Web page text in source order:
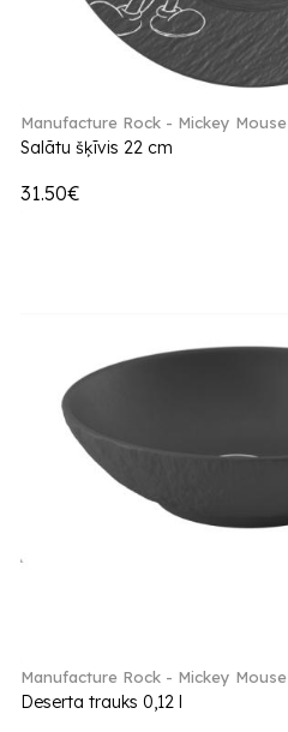
Manufacture Rock - Mickey Mouse
Salātu šķīvis 22 cm
31.50€
Manufacture Rock - Mickey Mouse
Deserta trauks 0,12 l